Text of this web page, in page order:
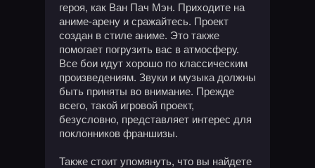
героя, как Ван Пач Мэн. Приходите на
аниме-арену и сражайтесь. Проект
создан в стиле аниме. Это также
помогает погрузить вас в атмосферу.
Все бои идут хорошо по классическим
произведениям. Звуки и музыка должны
быть приняты во внимание. Прежде
всего, такой игровой проект,
безусловно, представляет интерес для
поклонников франшизы.
Также стоит упомянуть, что вы найдете